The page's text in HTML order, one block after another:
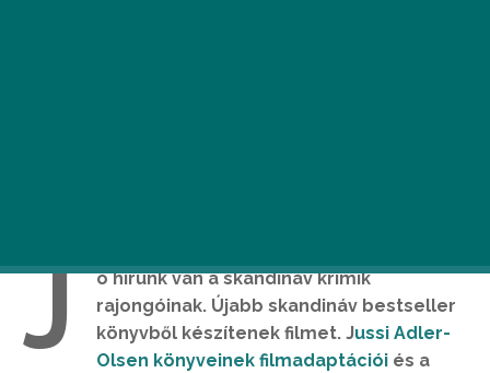
J
ó hírünk van a skandináv krimik
rajongóinak. Újabb skandináv bestseller
könyvből készítenek filmet. Jussi Adler-
Olsen könyveinek filmadaptációi és a